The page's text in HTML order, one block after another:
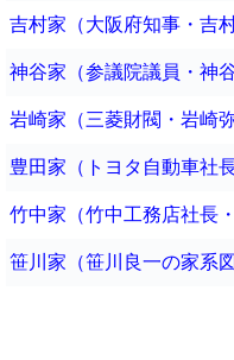
吉村家（大阪府知事・吉
神谷家（参議院議員・神
岩崎家（三菱財閥・岩崎
豊田家（トヨタ自動車社
竹中家（竹中工務店社長
笹川家（笹川良一の家系図